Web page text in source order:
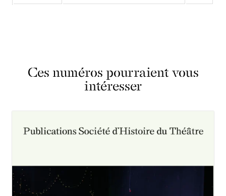
Ces numéros pourraient vous
intéresser